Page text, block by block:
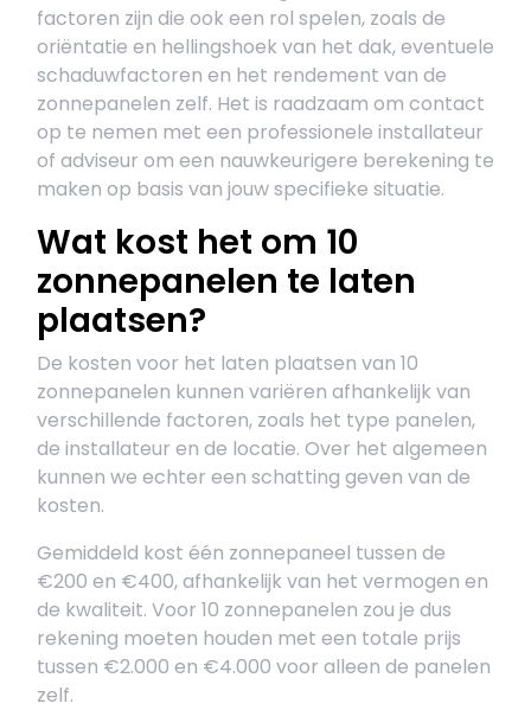
factoren zijn die ook een rol spelen, zoals de
oriëntatie en hellingshoek van het dak, eventuele
schaduwfactoren en het rendement van de
zonnepanelen zelf. Het is raadzaam om contact
op te nemen met een professionele installateur
of adviseur om een nauwkeurigere berekening te
maken op basis van jouw specifieke situatie.
Wat kost het om 10
zonnepanelen te laten
plaatsen?
De kosten voor het laten plaatsen van 10
zonnepanelen kunnen variëren afhankelijk van
verschillende factoren, zoals het type panelen,
de installateur en de locatie. Over het algemeen
kunnen we echter een schatting geven van de
kosten.
Gemiddeld kost één zonnepaneel tussen de
€200 en €400, afhankelijk van het vermogen en
de kwaliteit. Voor 10 zonnepanelen zou je dus
rekening moeten houden met een totale prijs
tussen €2.000 en €4.000 voor alleen de panelen
zelf.